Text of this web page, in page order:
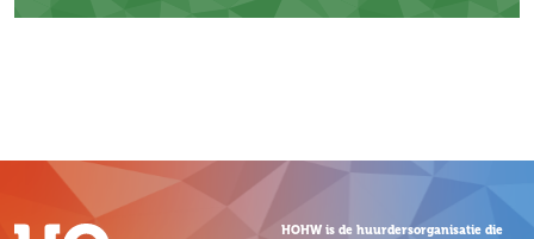
HOHW is de huurdersorganisatie die